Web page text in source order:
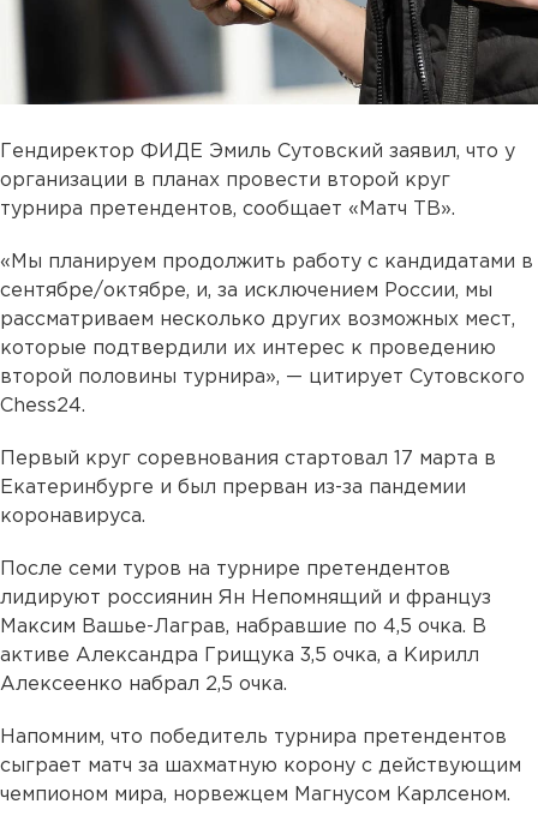
Гендиректор ФИДЕ Эмиль Сутовский заявил, что у
организации в планах провести второй круг
турнира претендентов, сообщает «Матч ТВ».
«Мы планируем продолжить работу с кандидатами в
сентябре/октябре, и, за исключением России, мы
рассматриваем несколько других возможных мест,
которые подтвердили их интерес к проведению
второй половины турнира», — цитирует Сутовского
Chess24.
Первый круг соревнования стартовал 17 марта в
Екатеринбурге и был прерван из-за пандемии
коронавируса.
После семи туров на турнире претендентов
лидируют россиянин Ян Непомнящий и француз
Максим Вашье-Лаграв, набравшие по 4,5 очка. В
активе Александра Грищука 3,5 очка, а Кирилл
Алексеенко набрал 2,5 очка.
Напомним, что победитель турнира претендентов
сыграет матч за шахматную корону с действующим
чемпионом мира, норвежцем Магнусом Карлсеном.